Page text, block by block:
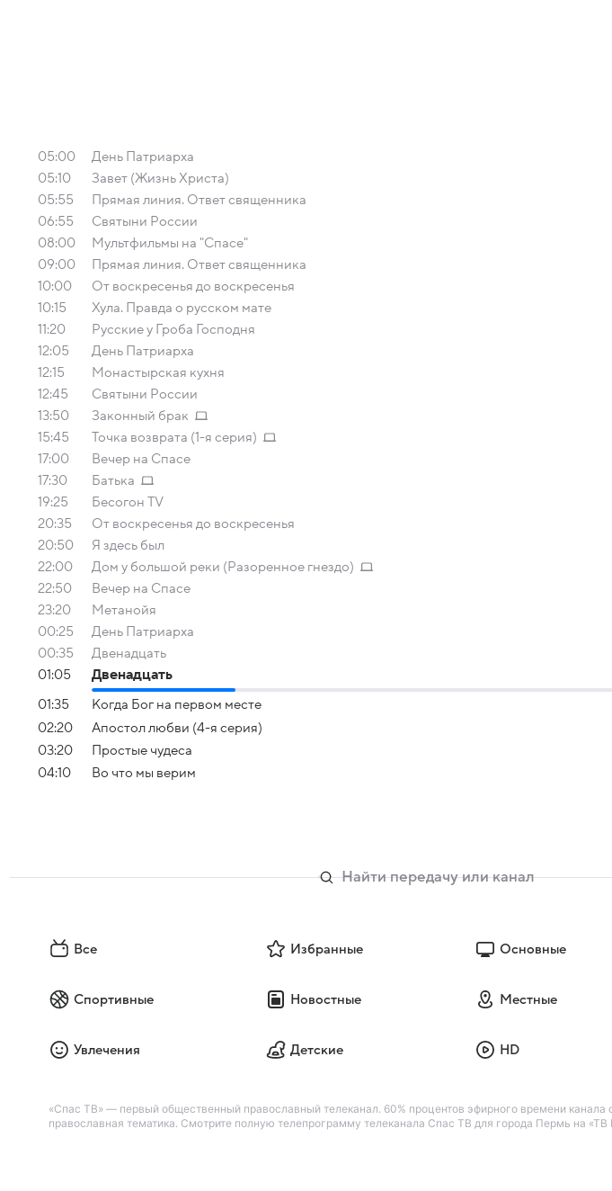
05:00
День Патриарха
05:10
Завет (Жизнь Христа)
05:55
Прямая линия. Ответ священника
06:55
Святыни России
08:00
Мультфильмы на "Спасе"
09:00
Прямая линия. Ответ священника
10:00
От воскресенья до воскресенья
10:15
Хула. Правда о русском мате
11:20
Русские у Гроба Господня
12:05
День Патриарха
12:15
Монастырская кухня
12:45
Святыни России
13:50
Законный брак
15:45
Точка возврата (1-я серия)
17:00
Вечер на Спасе
17:30
Батька
19:25
Бесогон TV
20:35
От воскресенья до воскресенья
20:50
Я здесь был
22:00
Дом у большой реки (Разоренное гнездо)
22:50
Вечер на Спасе
23:20
Метанойя
00:25
День Патриарха
00:35
Двенадцать
01:05
Двенадцать
01:35
Когда Бог на первом месте
02:20
Апостол любви (4-я серия)
03:20
Простые чудеса
04:10
Во что мы верим
Все Избранные Основные
Спортивные Новостные Местные
Увлечения Детские HD
«Спас ТВ» — первый общественный православный телеканал. 60% процентов эфирного времени
православная тематика. Смотрите полную телепрограмму телеканала Спас ТВ для города Пермь на «ТВ